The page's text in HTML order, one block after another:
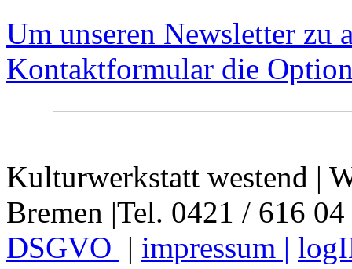
Um unseren Newsletter zu
Kontaktformular die
Kulturwerkstatt westend |
Bremen |Tel. 0421 / 616
DSGVO | impressum |